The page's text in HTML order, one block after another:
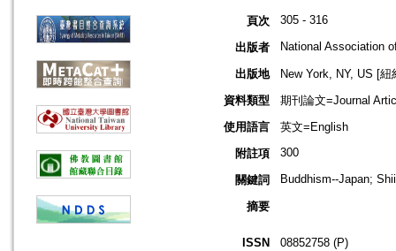
頁次 305 - 316
出版者 National Association
出版地
New York, NY, US [
資料類型
期刊論文=Journal
使用語言
英文=English
附註項
300
關鍵詞 Buddhism--Japan;
摘要
ISSN
08852758 (P)